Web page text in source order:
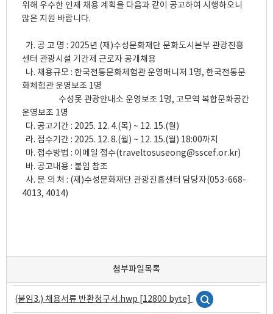
위해 우수한 인재 채용 계획을 다음과 같이 공고하여 시행하오니
많은 지원 바랍니다.
센터 관광시설 기간제 근로자 공개채용
화체험관 운영보조 1명
운영보조 1명
첨부파일목록
(붙임3.) 채용서류 반환청구서.hwp [12800 byte]